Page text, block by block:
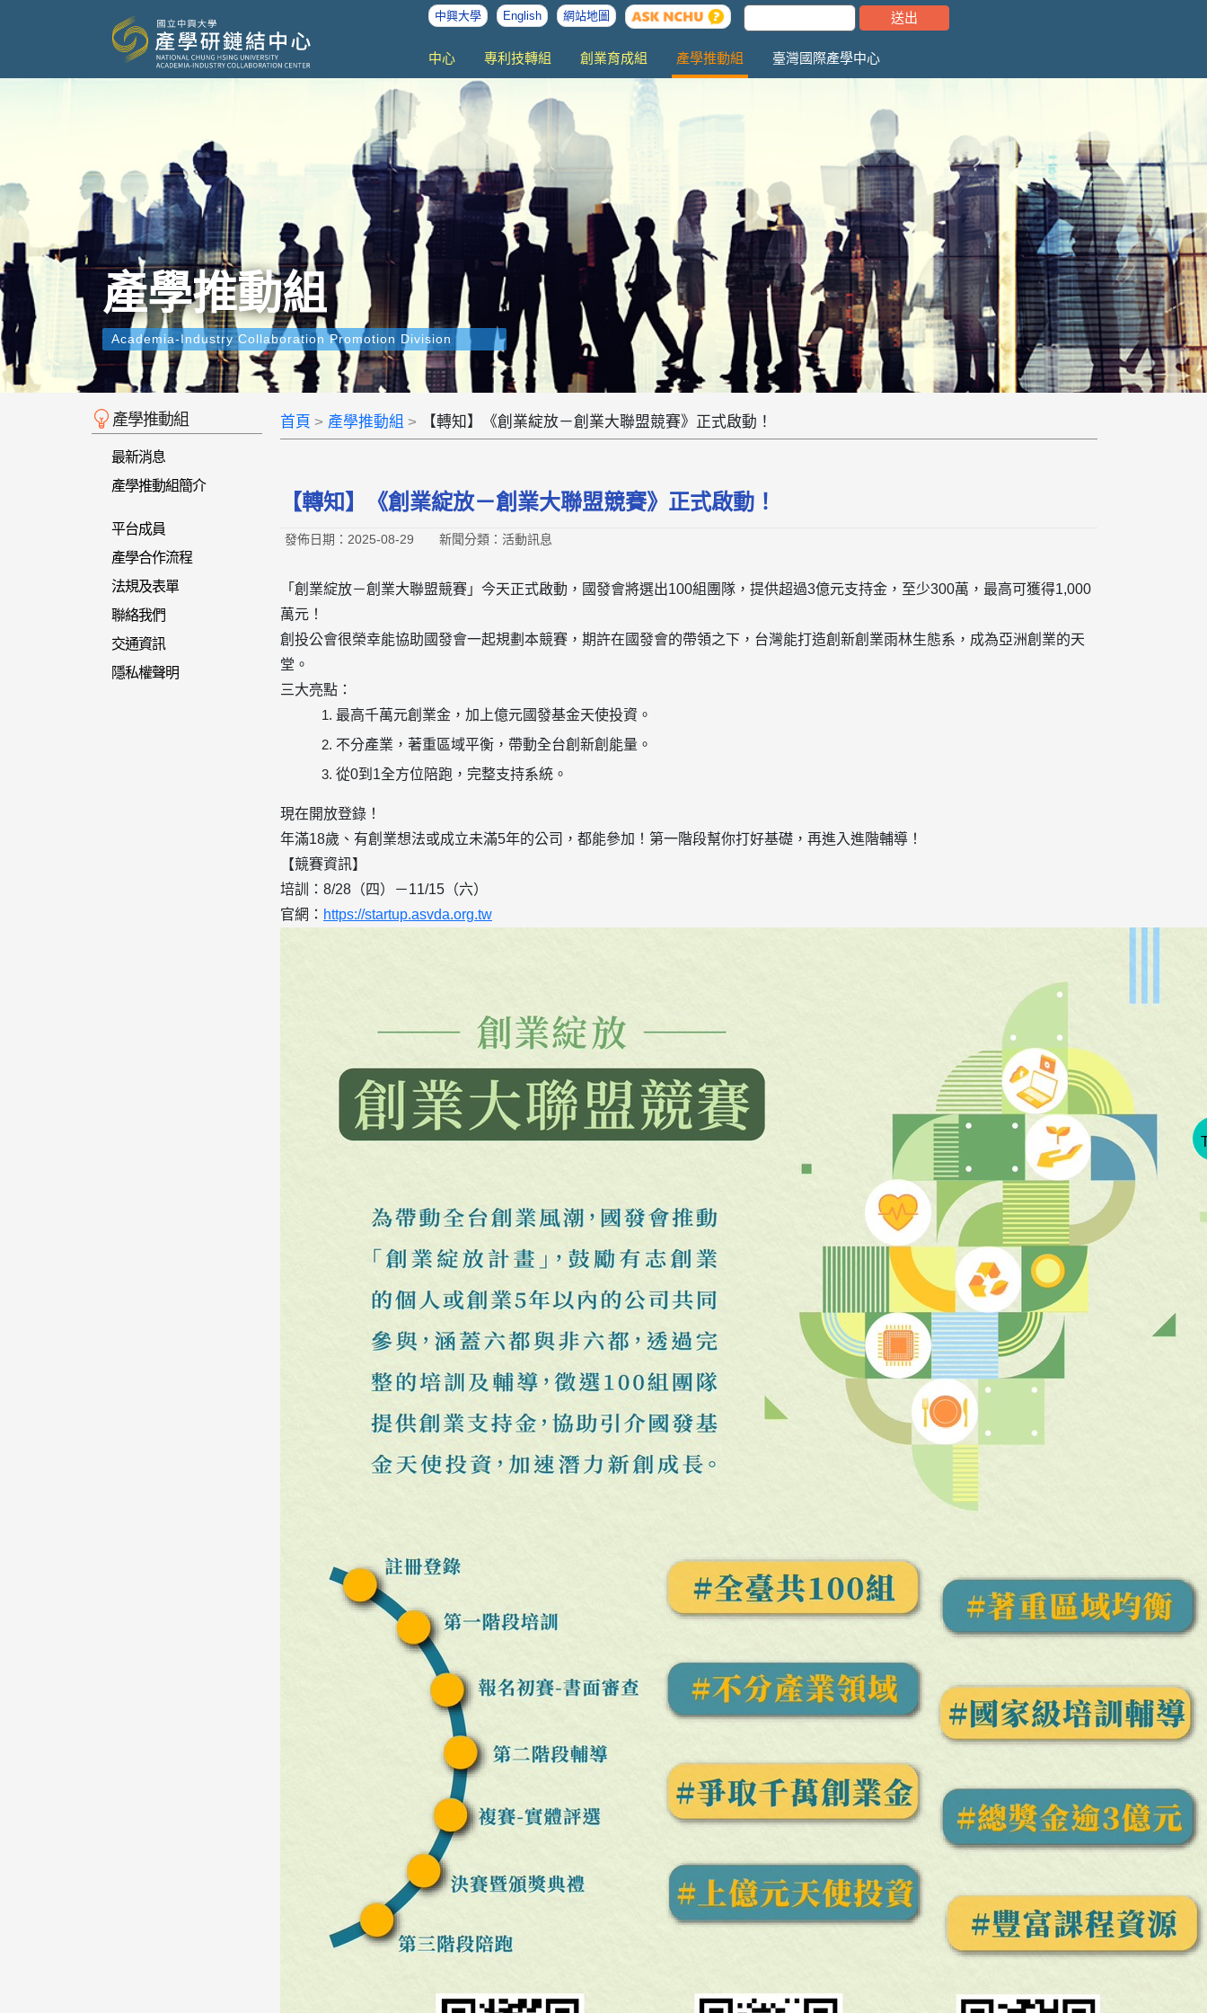
中興大學 English 網站地圖
中心 專利技轉組 創業育成組 產學推動組 臺灣國際產學中心
產學推動組
Academia-Industry Collaboration Promotion Division
產學推動組
最新消息
產學推動組簡介
平台成員
產學合作流程
法規及表單
聯絡我們
交通資訊
隱私權聲明
首頁 產學推動組 【轉知】《創業綻放－創業大聯盟競賽》正式啟動！
【轉知】《創業綻放－創業大聯盟競賽》正式啟動！
發佈日期：2025-08-29 新聞分類：活動訊息
「創業綻放－創業大聯盟競賽」今天正式啟動，國發會將選出100組團隊，提供超過3億元支持金，至少300萬，最高可獲得1,000
萬元！
創投公會很榮幸能協助國發會一起規劃本競賽，期許在國發會的帶領之下，台灣能打造創新創業雨林生態系，成為亞洲創業的天
堂。
三大亮點：
最高千萬元創業金，加上億元國發基金天使投資。
不分產業，著重區域平衡，帶動全台創新創能量。
從0到1全方位陪跑，完整支持系統。
現在開放登錄！
年滿18歲、有創業想法或成立未滿5年的公司，都能參加！第一階段幫你打好基礎，再進入進階輔導！
【競賽資訊】
培訓：8/28（四）－11/15（六）
官網： https://startup.asvda.org.tw